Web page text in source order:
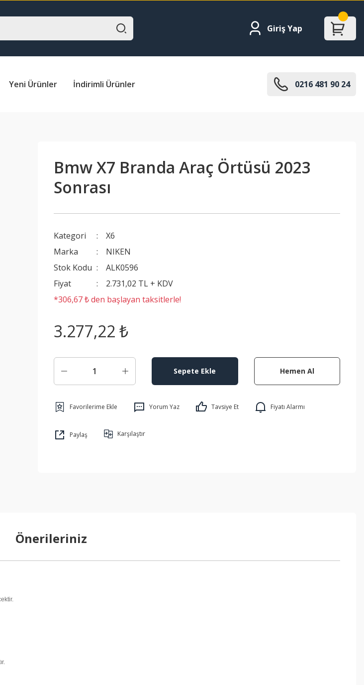
Giriş Yap
Yeni Ürünler İndirimli Ürünler 0216 481 90 24
Bmw X7 Branda Araç Örtüsü 2023
Sonrası
Kategori
X6
Marka
NIKEN
Stok Kodu
ALK0596
Fiyat
2.731,02 TL + KDV
*306,67 ₺ den başlayan taksitlerle!
3.277,22 ₺
Sepete Ekle Hemen Al
Yorum Yaz Tavsiye Et Fiyatı Alarmı
Paylaş Karşılaştır
Önerileriniz